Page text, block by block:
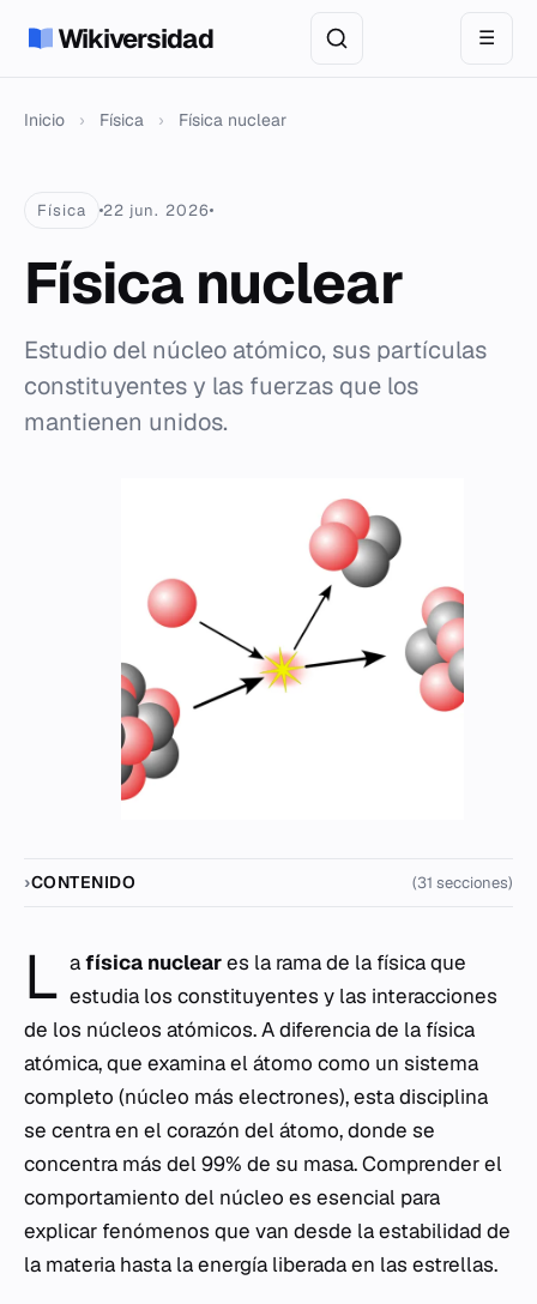
Wikiversidad ☰
Inicio › Física › Física nuclear
Física 22 jun. 2026
Física nuclear
Estudio del núcleo atómico, sus partículas
constituyentes y las fuerzas que los
mantienen unidos.
CONTENIDO (31 secciones)
L afísica nucleares la rama de la física que
estudia los constituyentes y las interacciones
de los núcleos atómicos. A diferencia de la física
atómica, que examina el átomo como un sistema
completo (núcleo más electrones), esta disciplina
se centra en el corazón del átomo, donde se
concentra más del 99% de su masa. Comprender el
comportamiento del núcleo es esencial para
explicar fenómenos que van desde la estabilidad de
la materia hasta la energía liberada en las estrellas.